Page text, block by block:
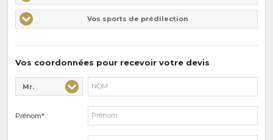
centres
d'intérêts
Vos
sports
Vos sports de prédilection
Vos coordonnées pour recevoir votre devis
Civilité* :
Mr.
Nom* :
Prénom* :